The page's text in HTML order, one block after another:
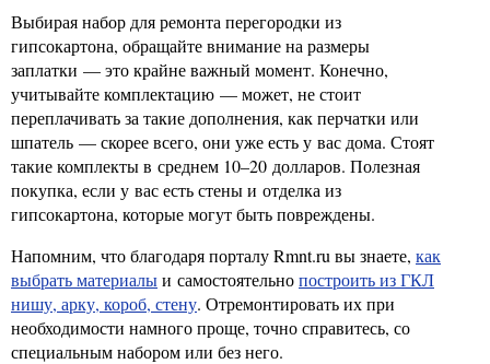
Выбирая набор для ремонта перегородки из
гипсокартона, обращайте внимание на размеры
заплатки — это крайне важный момент. Конечно,
учитывайте комплектацию — может, не стоит
переплачивать за такие дополнения, как перчатки или
шпатель — скорее всего, они уже есть у вас дома. Стоят
такие комплекты в среднем 10–20 долларов. Полезная
покупка, если у вас есть стены и отделка из
гипсокартона, которые могут быть повреждены.
Напомним, что благодаря порталу Rmnt.ru вы знаете, как
выбрать материалыи самостоятельнопостроить из ГКЛ
нишу, арку, короб, стену. Отремонтировать их при
необходимости намного проще, точно справитесь, со
специальным набором или без него.